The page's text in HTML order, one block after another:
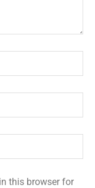
this browser for